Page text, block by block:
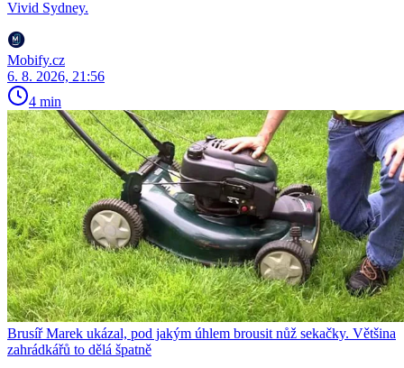
Vivid Sydney.
Mobify.cz
6. 8. 2026, 21:56
4 min
Brusíř Marek ukázal, pod jakým úhlem brousit nůž sekačky. Většina
zahrádkářů to dělá špatně